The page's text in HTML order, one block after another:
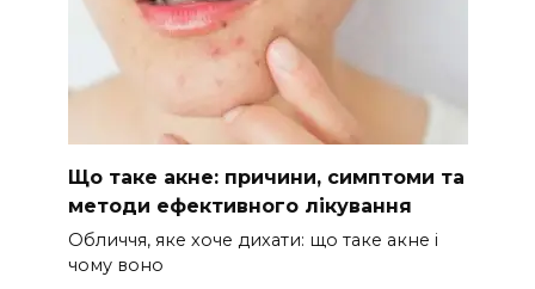
Що таке акне: причини, симптоми та
методи ефективного лікування
Обличчя, яке хоче дихати: що таке акне і
чому воно